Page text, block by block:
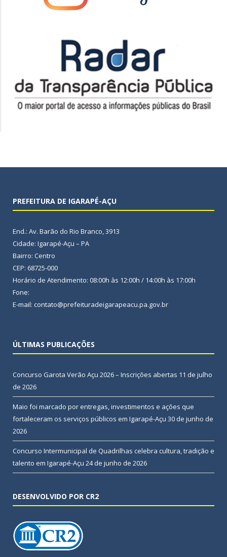
PREFEITURA DE IGARAPÉ-AÇU
End.: Av. Barão do Rio Branco, 3913
Cidade: Igarapé-Açu – PA
Bairro: Centro
CEP: 68725-000
Horário de Atendimento: 08:00h às 12:00h / 14:00h às 17:00h
Fone:
E-mail: contato@prefeituradeigarapeacu.pa.gov.br
ÚLTIMAS PUBLICAÇÕES
Concurso Garota Verão Açu 2026 – Inscrições abertas 11 de julho
de 2026
Maio foi marcado por entregas, investimentos e ações que
fortaleceram os serviços públicos em Igarapé-Açu 30 de junho de
2026
Concurso Intermunicipal de Quadrilhas celebra cultura, tradição e
talento em Igarapé-Açu 24 de junho de 2026
DESENVOLVIDO POR CR2